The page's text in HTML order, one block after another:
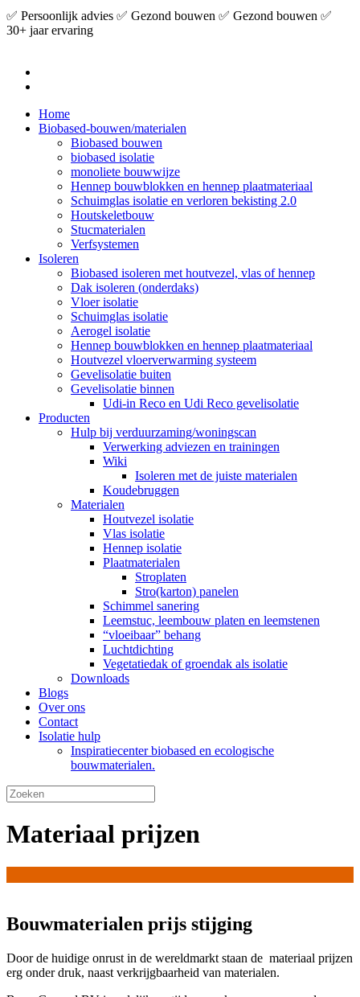
✅ Persoonlijk advies ✅ Gezond bouwen ✅ Gezond bouwen ✅
30+ jaar ervaring
Home
Biobased-bouwen/materialen
Biobased bouwen
biobased isolatie
monoliete bouwwijze
Hennep bouwblokken en hennep plaatmateriaal
Schuimglas isolatie en verloren bekisting 2.0
Houtskeletbouw
Stucmaterialen
Verfsystemen
Isoleren
Biobased isoleren met houtvezel, vlas of hennep
Dak isoleren (onderdaks)
Vloer isolatie
Schuimglas isolatie
Aerogel isolatie
Hennep bouwblokken en hennep plaatmateriaal
Houtvezel vloerverwarming systeem
Gevelisolatie buiten
Gevelisolatie binnen
Udi-in Reco en Udi Reco gevelisolatie
Producten
Hulp bij verduurzaming/woningscan
Verwerking adviezen en trainingen
Wiki
Isoleren met de juiste materialen
Koudebruggen
Materialen
Houtvezel isolatie
Vlas isolatie
Hennep isolatie
Plaatmaterialen
Stroplaten
Stro(karton) panelen
Schimmel sanering
Leemstuc, leembouw platen en leemstenen
“vloeibaar” behang
Luchtdichting
Vegetatiedak of groendak als isolatie
Downloads
Blogs
Over ons
Contact
Isolatie hulp
Inspiratiecenter biobased en ecologische
bouwmaterialen.
Materiaal prijzen
Bouwmaterialen prijs stijging
Door de huidige onrust in de wereldmarkt staan de materiaal prijzen
erg onder druk, naast verkrijgbaarheid van materialen.